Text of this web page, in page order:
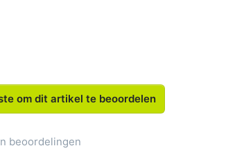
om dit artikel te beoordelen
beoordelingen